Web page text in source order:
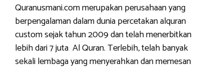
Quranusmani.com merupakan perusahaan yang
berpengalaman dalam dunia percetakan alquran
custom sejak tahun 2009 dan telah menerbitkan
lebih dari 7 juta Al Quran. Terlebih, telah banyak
sekali lembaga yang menyerahkan dan memesan